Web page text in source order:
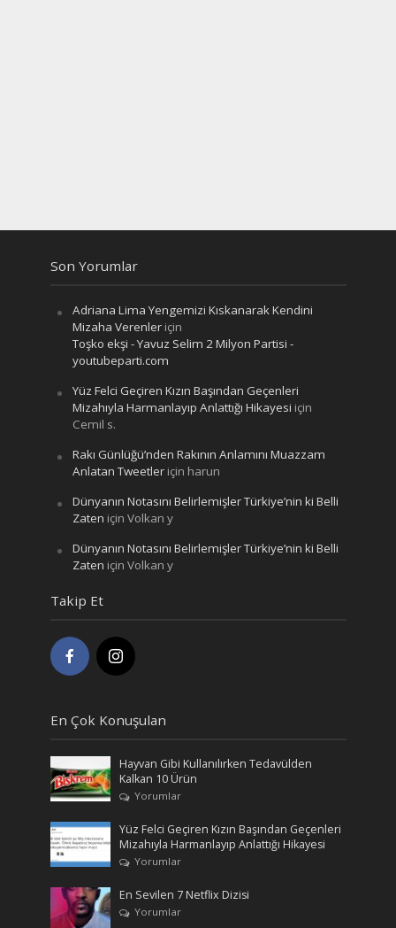
Son Yorumlar
Adriana Lima Yengemizi Kıskanarak Kendini
Mizaha Verenleriçin
Toşko ekşi - Yavuz Selim 2 Milyon Partisi -
youtubeparti.com
Yüz Felci Geçiren Kızın Başından Geçenleri
Mizahıyla Harmanlayıp Anlattığı Hikayesi için
Cemil s.
Rakı Günlüğü’nden Rakının Anlamını Muazzam
Anlatan Tweetleriçin harun
Dünyanın Notasını Belirlemişler Türkiye’nin ki Belli
Zaten için Volkan y
Dünyanın Notasını Belirlemişler Türkiye’nin ki Belli
Zaten için Volkan y
Takip Et
En Çok Konuşulan
Hayvan Gibi Kullanılırken Tedavülden
Kalkan 10 Ürün
Yorumlar
Yüz Felci Geçiren Kızın Başından Geçenleri
Mizahıyla Harmanlayıp Anlattığı Hikayesi
Yorumlar
En Sevilen 7 Netflix Dizisi
Yorumlar